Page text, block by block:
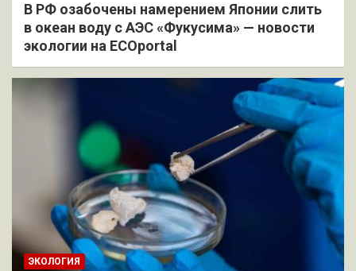
В РФ озабочены намерением Японии слить
в океан воду с АЭС «Фукусима» — новости
экологии на ECOportal
ЭКОЛОГИЯ